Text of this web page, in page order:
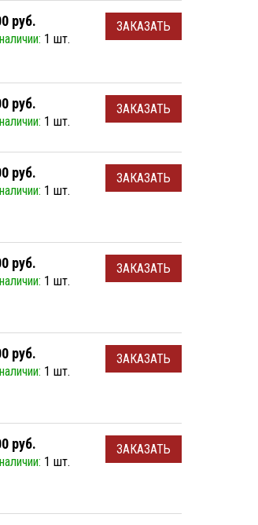
руб.
1 шт.
ЗАКАЗАТЬ
руб.
1 шт.
ЗАКАЗАТЬ
руб.
1 шт.
ЗАКАЗАТЬ
руб.
1 шт.
ЗАКАЗАТЬ
руб.
1 шт.
ЗАКАЗАТЬ
руб.
1 шт.
ЗАКАЗАТЬ